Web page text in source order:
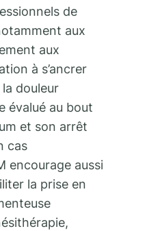
de
aux
aux
à s’ancrer
douleur
évalué au bout
et son arrêt
cas
encourage aussi
la prise en